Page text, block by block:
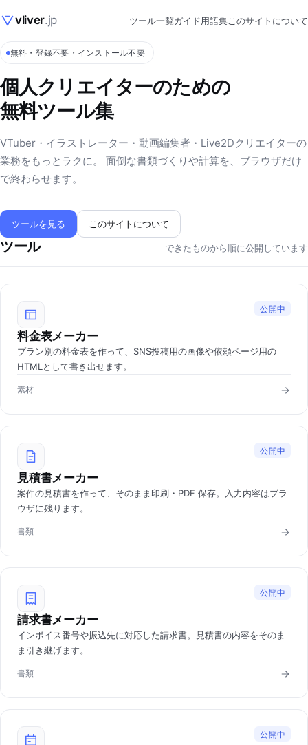
vliver.jp ツール一覧ガイド用語集このサイトについて
無料・登録不要・インストール不要
個人クリエイターのための
無料ツール集
VTuber・イラストレーター・動画編集者・Live2Dクリエイターの
業務をもっとラクに。 面倒な書類づくりや計算を、ブラウザだけ
で終わらせます。
ツールを見る このサイトについて
ツール できたものから順に公開しています
公開中
料金表メーカー
プラン別の料金表を作って、SNS投稿用の画像や依頼ページ用の
HTMLとして書き出せます。
素材
公開中
見積書メーカー
案件の見積書を作って、そのまま印刷・PDF 保存。入力内容はブラ
ウザに残ります。
書類
公開中
請求書メーカー
インボイス番号や振込先に対応した請求書。見積書の内容をそのま
ま引き継げます。
書類
公開中